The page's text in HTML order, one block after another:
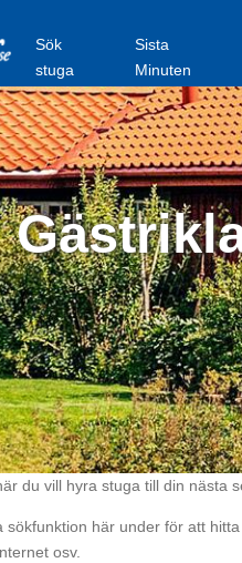
Sök
stuga
Sista
Minuten
du vill hyra stuga till din nästa
sökfunktion här under för att
osv.